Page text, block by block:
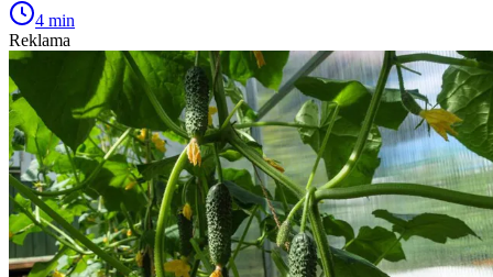
4 min
Reklama